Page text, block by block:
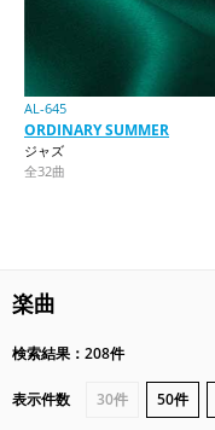
AL-645
ORDINARY SUMMER
ジャズ
全32曲
楽曲
検索結果：208件
表示件数 30件 50件